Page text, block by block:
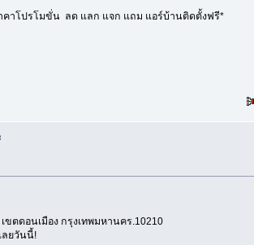
คาโปรโมขั่น ลด แลก แจก แถม แอร์บ้านติดตั้งฟรี*
ขตดอนเมือง กรุงเทพมหานคร.10210
ลยวันนี้!